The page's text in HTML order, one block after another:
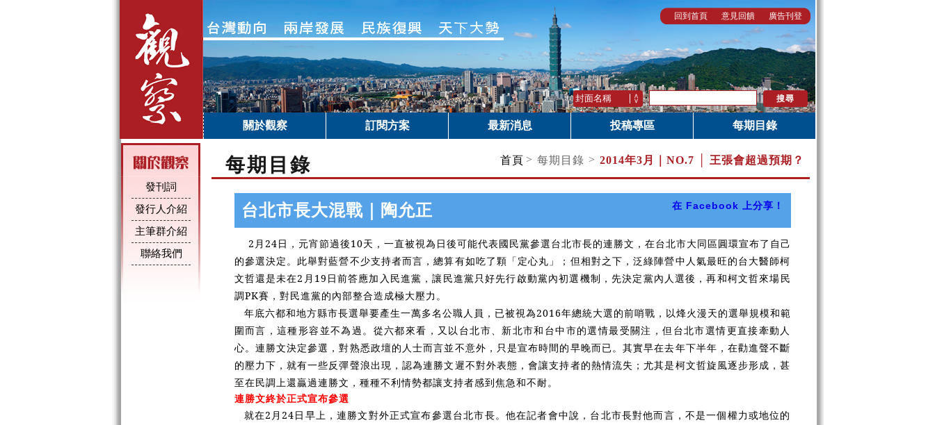
回到首頁 意見回饋 廣告刊登
關於觀察 訂閱方案 最新消息 投稿專區 每期目錄
發刊詞
發行人介紹
主筆群介紹
聯絡我們
每期目錄 首頁 > 每期目錄 > 2014年3月｜ NO.7 │ 王張會超過預期？
台北市長大混戰｜陶允正 在 Facebook 上分享！
2月24日，元宵節過後10天，一直被視為日後可能代表國民黨參選台北市長的連勝文，在台北市大同區圓環宣布了自己
的參選決定。此舉對藍營不少支持者而言，總算有如吃了顆「定心丸」；但相對之下，泛綠陣營中人氣最旺的台大醫師柯
文哲還是未在2月19日前答應加入民進黨，讓民進黨只好先行啟動黨內初選機制，先決定黨內人選後，再和柯文哲來場民
調PK賽，對民進黨的內部整合造成極大壓力。
年底六都和地方縣市長選舉要產生一萬多名公職人員，已被視為2016年總統大選的前哨戰，以烽火漫天的選舉規模和範
圍而言，這種形容並不為過。從六都來看，又以台北市、新北市和台中市的選情最受關注，但台北市選情更直接牽動人
心。連勝文決定參選，對熟悉政壇的人士而言並不意外，只是宣布時間的早晚而已。其實早在去年下半年，在勸進聲不斷
的壓力下，就有一些反彈聲浪出現，認為連勝文遲不對外表態，會讓支持者的熱情流失；尤其是柯文哲旋風逐步形成，甚
至在民調上還贏過連勝文，種種不利情勢都讓支持者感到焦急和不耐。
連勝文終於正式宣布參選
就在2月24日早上，連勝文對外正式宣布參選台北市長。他在記者會中說，台北市長對他而言，不是一個權力或地位的